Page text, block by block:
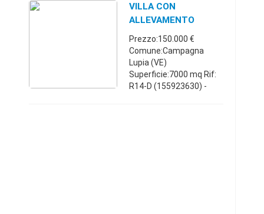
DATI ASSALCO
DISPONIBILI Trend di
VILLA CON
ALLEVAMENTO
ANIMALI
Prezzo:150.000 €
Comune:Campagna
Lupia (VE)
Superficie:7000 mq Rif:
R14-D (155923630) -